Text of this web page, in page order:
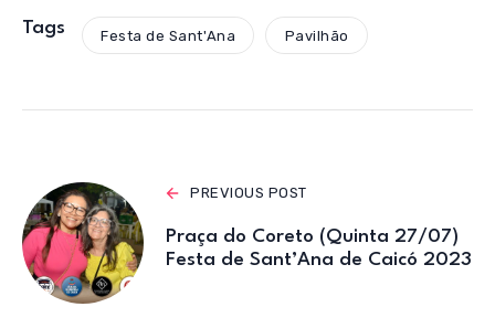
s
p
e
o
k
te gr
m
Tags Festa de Sant'Ana Pavilhão
PREVIOUS POST
Praça do Coreto (Quinta 27/07)
Festa de Sant’Ana de Caicó 2023